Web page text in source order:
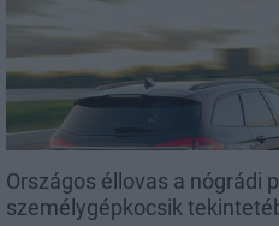
Országos éllovas a nógrádi
személygépkocsik